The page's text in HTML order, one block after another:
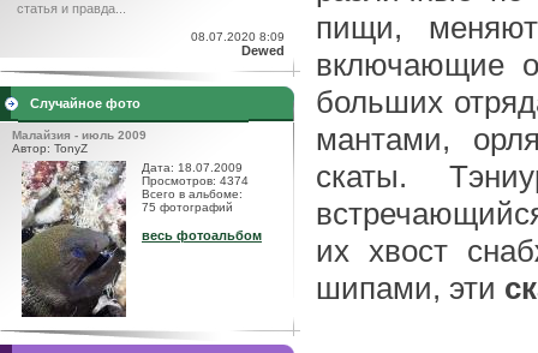
статья и правда...
08.07.2020 8:09
Dewed
Случайное фото
Малайзия - июль 2009
Автор: TonyZ
Дата: 18.07.2009
Просмотров: 4374
Всего в альбоме:
75 фотографий
весь фотоальбом
пищи,
включающие
больших
мантами,
скаты.
их хвост
шипами, эти